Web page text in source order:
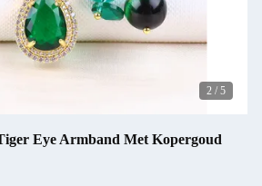
2 / 5
Eye Armband Met Kopergoud